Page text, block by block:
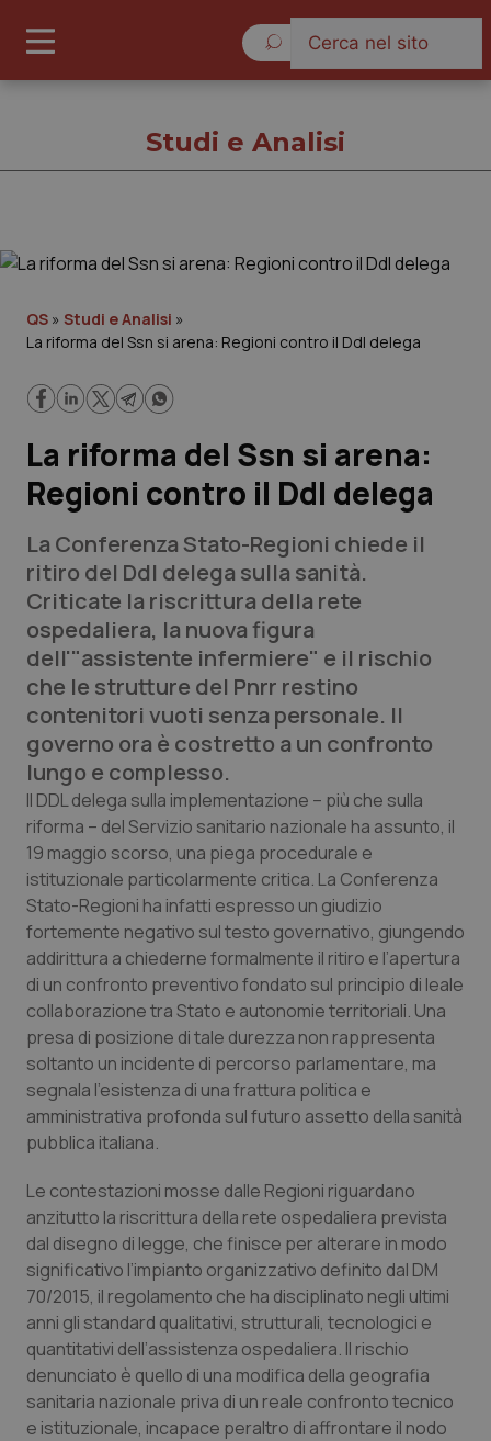
Cronache
Lavoro e Professioni
Scienza e Farmaci
Studi e Analisi
Lettere al direttore
Edizioni Regionali
QS Pro
Professionisti Sanitari.AI
Abruzzo
Basilicata
Calabria
Campania
Emilia-Romagna
Lazio
Liguria
Lombardia
Marche
QS Pro Gold
Artrite & artrosi
Asma & BPCO
Car-T
Colesterolo & coronaropatie
Diabete & glucometri
Disturbi dell’umore
Dolore
Donna & Salute
QS Club Newsletter
Studi e Analisi
QS » Studi e Analisi »
La riforma del Ssn si arena: Regioni contro il Ddl delega
La riforma del Ssn si arena:
Regioni contro il Ddl delega
La Conferenza Stato-Regioni chiede il
ritiro del Ddl delega sulla sanità.
Criticate la riscrittura della rete
ospedaliera, la nuova figura
dell'"assistente infermiere" e il rischio
che le strutture del Pnrr restino
contenitori vuoti senza personale. Il
governo ora è costretto a un confronto
lungo e complesso.
Il DDL delega sulla implementazione – più che sulla
riforma – del Servizio sanitario nazionale ha assunto, il
19 maggio scorso, una piega procedurale e
istituzionale particolarmente critica. La Conferenza
Stato-Regioni ha infatti espresso un giudizio
fortemente negativo sul testo governativo, giungendo
addirittura a chiederne formalmente il ritiro e l’apertura
di un confronto preventivo fondato sul principio di leale
collaborazione tra Stato e autonomie territoriali. Una
presa di posizione di tale durezza non rappresenta
soltanto un incidente di percorso parlamentare, ma
segnala l’esistenza di una frattura politica e
amministrativa profonda sul futuro assetto della sanità
pubblica italiana.
Le contestazioni mosse dalle Regioni riguardano
anzitutto la riscrittura della rete ospedaliera prevista
dal disegno di legge, che finisce per alterare in modo
significativo l’impianto organizzativo definito dal DM
70/2015, il regolamento che ha disciplinato negli ultimi
anni gli standard qualitativi, strutturali, tecnologici e
quantitativi dell’assistenza ospedaliera. Il rischio
denunciato è quello di una modifica della geografia
sanitaria nazionale priva di un reale confronto tecnico
e istituzionale, incapace peraltro di affrontare il nodo